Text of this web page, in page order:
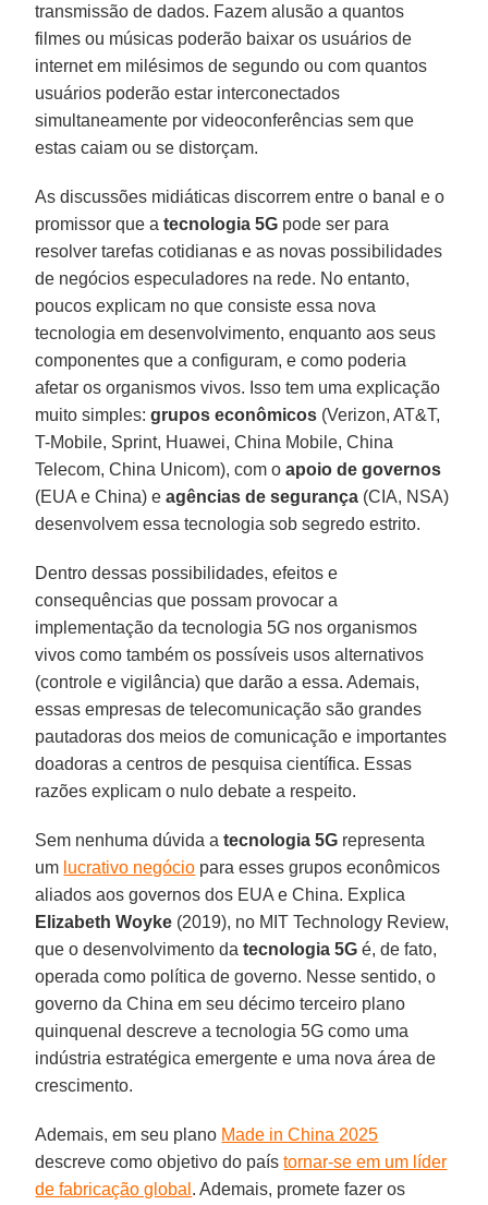
transmissão de dados. Fazem alusão a quantos
filmes ou músicas poderão baixar os usuários de
internet em milésimos de segundo ou com quantos
usuários poderão estar interconectados
simultaneamente por videoconferências sem que
estas caiam ou se distorçam.
As discussões midiáticas discorrem entre o banal e o
promissor que atecnologia 5G pode ser para
resolver tarefas cotidianas e as novas possibilidades
de negócios especuladores na rede. No entanto,
poucos explicam no que consiste essa nova
tecnologia em desenvolvimento, enquanto aos seus
componentes que a configuram, e como poderia
afetar os organismos vivos. Isso tem uma explicação
muito simples:grupos econômicos (Verizon, AT&T,
T-Mobile, Sprint, Huawei, China Mobile, China
Telecom, China Unicom), com oapoio de governos
(EUA e China) eagências de segurança (CIA, NSA)
desenvolvem essa tecnologia sob segredo estrito.
Dentro dessas possibilidades, efeitos e
consequências que possam provocar a
implementação da tecnologia 5G nos organismos
vivos como também os possíveis usos alternativos
(controle e vigilância) que darão a essa. Ademais,
essas empresas de telecomunicação são grandes
pautadoras dos meios de comunicação e importantes
doadoras a centros de pesquisa científica. Essas
razões explicam o nulo debate a respeito.
Sem nenhuma dúvida atecnologia 5G representa
um lucrativo negócio para esses grupos econômicos
aliados aos governos dos EUA e China. Explica
Elizabeth Woyke (2019), no MIT Technology Review,
que o desenvolvimento datecnologia 5G é, de fato,
operada como política de governo. Nesse sentido, o
governo da China em seu décimo terceiro plano
quinquenal descreve a tecnologia 5G como uma
indústria estratégica emergente e uma nova área de
crescimento.
Ademais, em seu plano Made in China 2025
descreve como objetivo do paístornar-se em um líder
de fabricação global . Ademais, promete fazer os